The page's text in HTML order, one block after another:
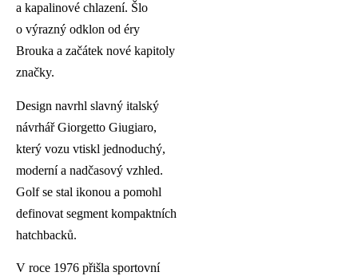
a kapalinové chlazení. Šlo
o výrazný odklon od éry
Brouka a začátek nové kapitoly
značky.
Design navrhl slavný italský
návrhář Giorgetto Giugiaro,
který vozu vtiskl jednoduchý,
moderní a nadčasový vzhled.
Golf se stal ikonou a pomohl
definovat segment kompaktních
hatchbacků.
V roce 1976 přišla sportovní